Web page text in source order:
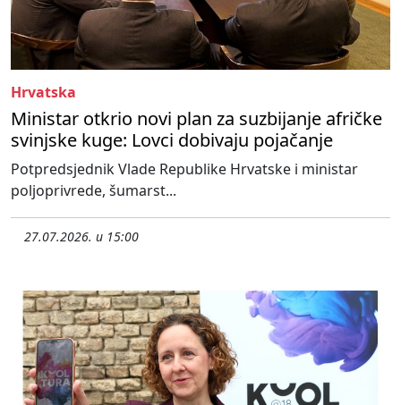
Hrvatska
Ministar otkrio novi plan za suzbijanje afričke
svinjske kuge: Lovci dobivaju pojačanje
Potpredsjednik Vlade Republike Hrvatske i ministar
poljoprivrede, šumarst...
27.07.2026. u 15:00